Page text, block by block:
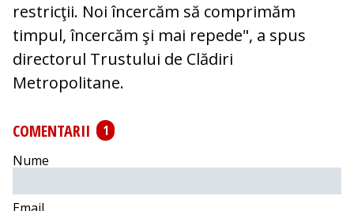
restricţii. Noi încercăm să comprimăm
timpul, încercăm şi mai repede", a spus
directorul Trustului de Clădiri
Metropolitane.
COMENTARII
1
Nume